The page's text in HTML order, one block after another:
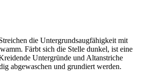
die Untergrundsaugfähigkeit mit
Färbt sich die Stelle dunkel, ist eine
Untergründe und Altanstriche
abgewaschen und grundiert werden.